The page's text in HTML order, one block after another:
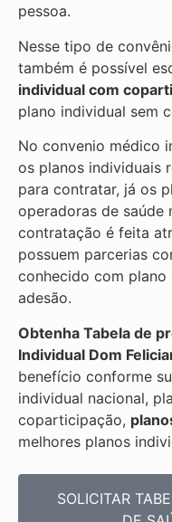
pessoa.
Nesse tipo de
também é possível
individual com
plano individual sem
No convenio médico
os planos individuais
para contratar, já os
operadoras de saúde
contratação é feita
possuem parcerias
conhecido com
adesão.
Obtenha Tabela de
Individual Dom
benefício conforme
individual nacional,
coparticipação,
melhores planos
SOLICITAR